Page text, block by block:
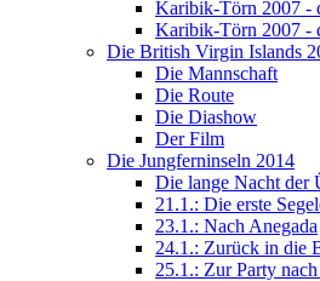
Karibik-Törn 2007 -
Karibik-Törn 2007 -
Die British Virgin Islands
Die Mannschaft
Die Route
Die Diashow
Der Film
Die Jungferninseln 2014
Die lange Nacht der
21.1.: Die erste
23.1.: Nach Anegada
24.1.: Zurück in die
25.1.: Zur Party